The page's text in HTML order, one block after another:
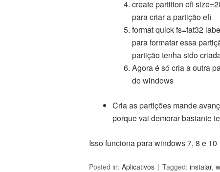
create partition efi
para criar a partição efi
format quick fs=fat32
para formatar essa
partição tenha sido
Agora é só cria a outra
do windows
Cria as partições mande
porque vai demorar bastante
Isso funciona para windows 7, 8 e 10
Posted in: Aplicativos Tagged: instalar,